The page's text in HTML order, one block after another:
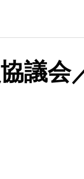
議会